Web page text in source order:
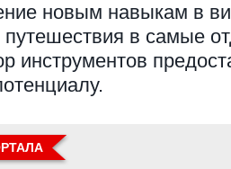
новым навыкам в
в самые
инструментов